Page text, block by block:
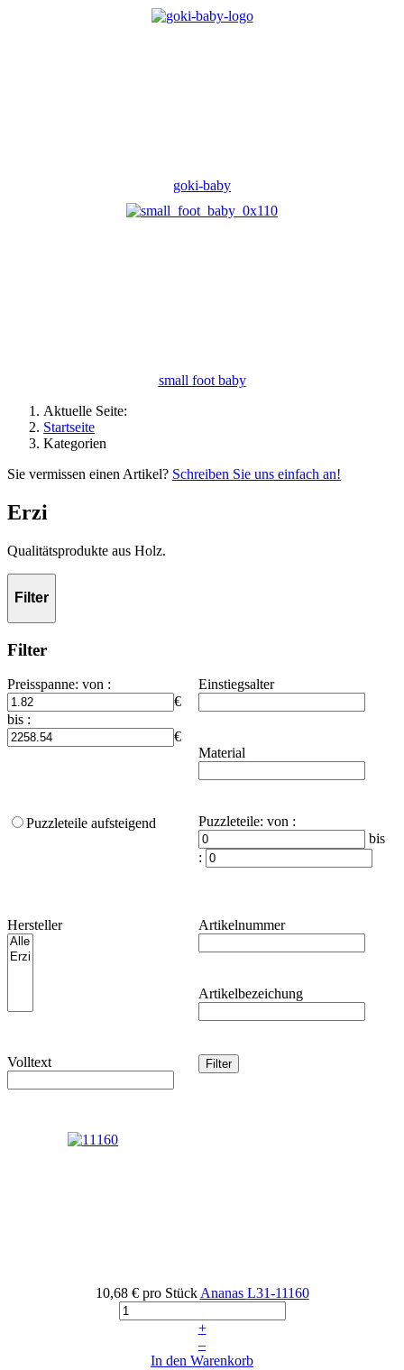
goki-baby
small foot baby
Aktuelle Seite:
Startseite
Kategorien
Sie vermissen einen Artikel? Schreiben Sie uns einfach an!
Erzi
Qualitätsprodukte aus Holz.
Filter
Filter
Preisspanne: von :
€
bis :
€
Einstiegsalter
Material
Puzzleteile aufsteigend Puzzleteile: von :
bis
:
Hersteller Artikelnummer
Artikelbezeichung
Volltext
10,68 € pro Stück Ananas L31-11160
+
–
In den Warenkorb